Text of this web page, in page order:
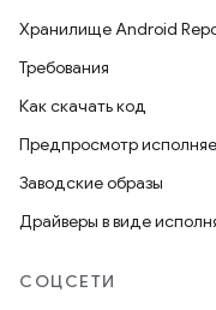
Хранилище Android
Требования
Как скачать код
Предпросмотр
Заводские образы
Драйверы в виде
СОЦСЕТИ